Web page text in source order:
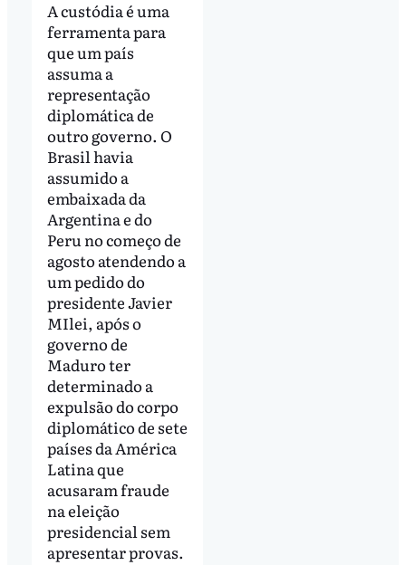
A custódia é uma
ferramenta para
que um país
assuma a
representação
diplomática de
outro governo. O
Brasil havia
assumido a
embaixada da
Argentina e do
Peru no começo de
agosto atendendo a
um pedido do
presidente Javier
MIlei, após o
governo de
Maduro ter
determinado a
expulsão do corpo
diplomático de sete
países da América
Latina que
acusaram fraude
na eleição
presidencial sem
apresentar provas.